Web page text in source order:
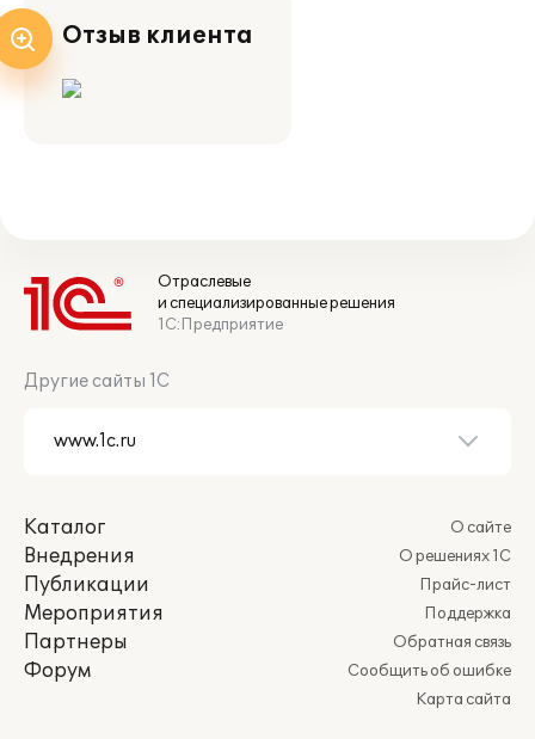
Отзыв клиента
Отраслевые
и специализированные решения
1С:Предприятие
Другие сайты 1С
Каталог
Внедрения
Публикации
Мероприятия
Партнеры
Форум
О сайте
О решениях 1С
Прайс-лист
Поддержка
Обратная связь
Сообщить об ошибке
Карта сайта